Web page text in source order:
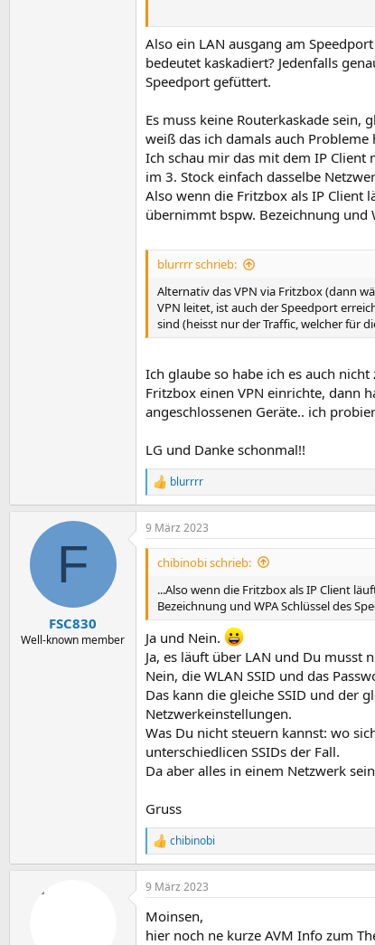
Einfache lösung: muss eine
einrichten? Musst du die beiden
Ansonsten musst du auf der fritzbox
lässt.
Ich würde also die Kaskade auflösen
Also ein LAN ausgang am
bedeutet kaskadiert? Jedenfalls
Speedport gefüttert.
Es muss keine Routerkaskade sein,
weiß das ich damals auch
Ich schau mir das mit dem IP Client
im 3. Stock einfach dasselbe
Also wenn die Fritzbox als IP Client
übernimmt bspw. Bezeichnung und
blurrrr schrieb:
Alternativ das VPN via Fritzbox (dann
VPN leitet, ist auch der Speedport
sind (heisst nur der Traffic, welcher für
Ich glaube so habe ich es auch
Fritzbox einen VPN einrichte, dann
angeschlossenen Geräte.. ich
LG und Danke schonmal!!
R
e
a
k
t
n
blurrrr
F
FSC830
Well-known member
9 März 2023
chibinobi schrieb:
...Also wenn die Fritzbox als IP Client
Bezeichnung und WPA Schlüssel des
Ja und Nein.
Ja, es läuft über LAN und Du musst
Nein, die WLAN SSID und das
Das kann die gleiche SSID und der
Netzwerkeinstellungen.
Was Du nicht steuern kannst: wo
unterschiedlicen SSIDs der Fall.
Da aber alles in einem Netzwerk
Gruss
R
e
a
k
i
o
chibinobi
9 März 2023
Moinsen,
hier noch ne kurze AVM Info zum